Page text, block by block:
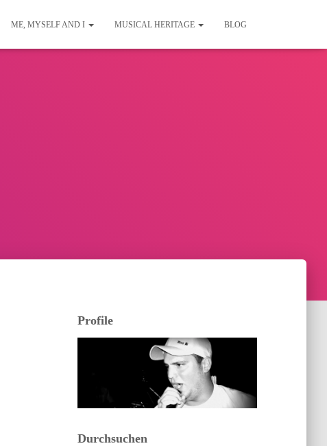
ME, MYSELF AND I MUSICAL HERITAGE BLOG
Profile
Durchsuchen